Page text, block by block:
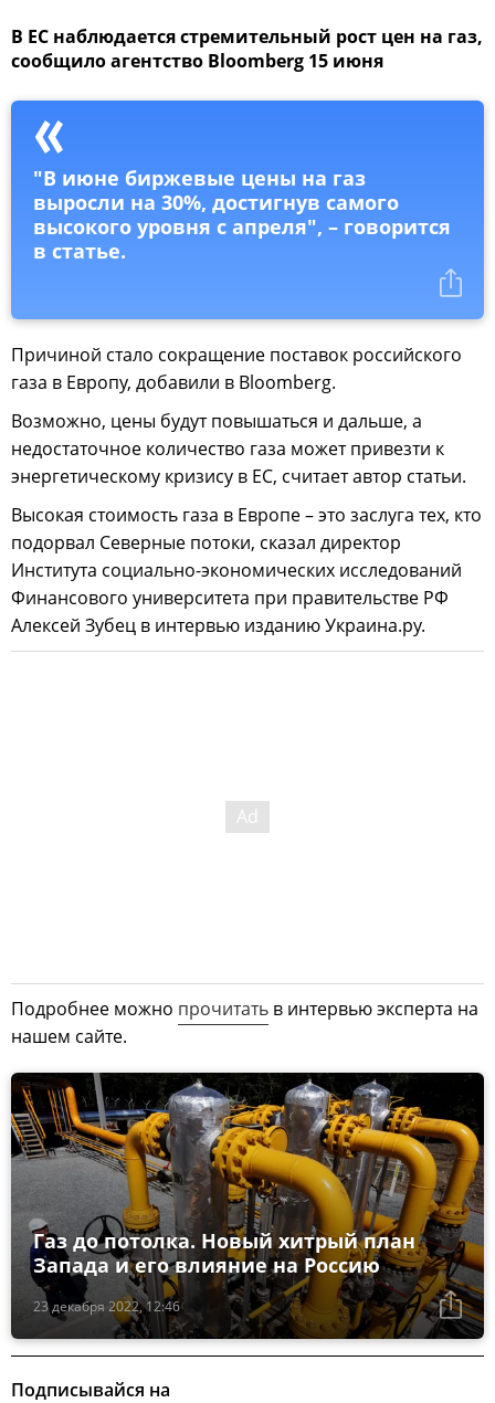
В ЕС наблюдается стремительный рост цен на газ,
сообщило агентство Bloomberg 15 июня
"В июне биржевые цены на газ
выросли на 30%, достигнув самого
высокого уровня с апреля", – говорится
в статье.
Причиной стало сокращение поставок российского
газа в Европу, добавили в Bloomberg.
Возможно, цены будут повышаться и дальше, а
недостаточное количество газа может привезти к
энергетическому кризису в ЕС, считает автор статьи.
Высокая стоимость газа в Европе – это заслуга тех, кто
подорвал Северные потоки, сказал директор
Института социально-экономических исследований
Финансового университета при правительстве РФ
Алексей Зубец в интервью изданию Украина.ру.
Подробнее можно прочитать в интервью эксперта на
нашем сайте.
23 декабря 2022, 12:46
Газ до потолка. Новый хитрый план
Запада и его влияние на Россию
Подписывайся на